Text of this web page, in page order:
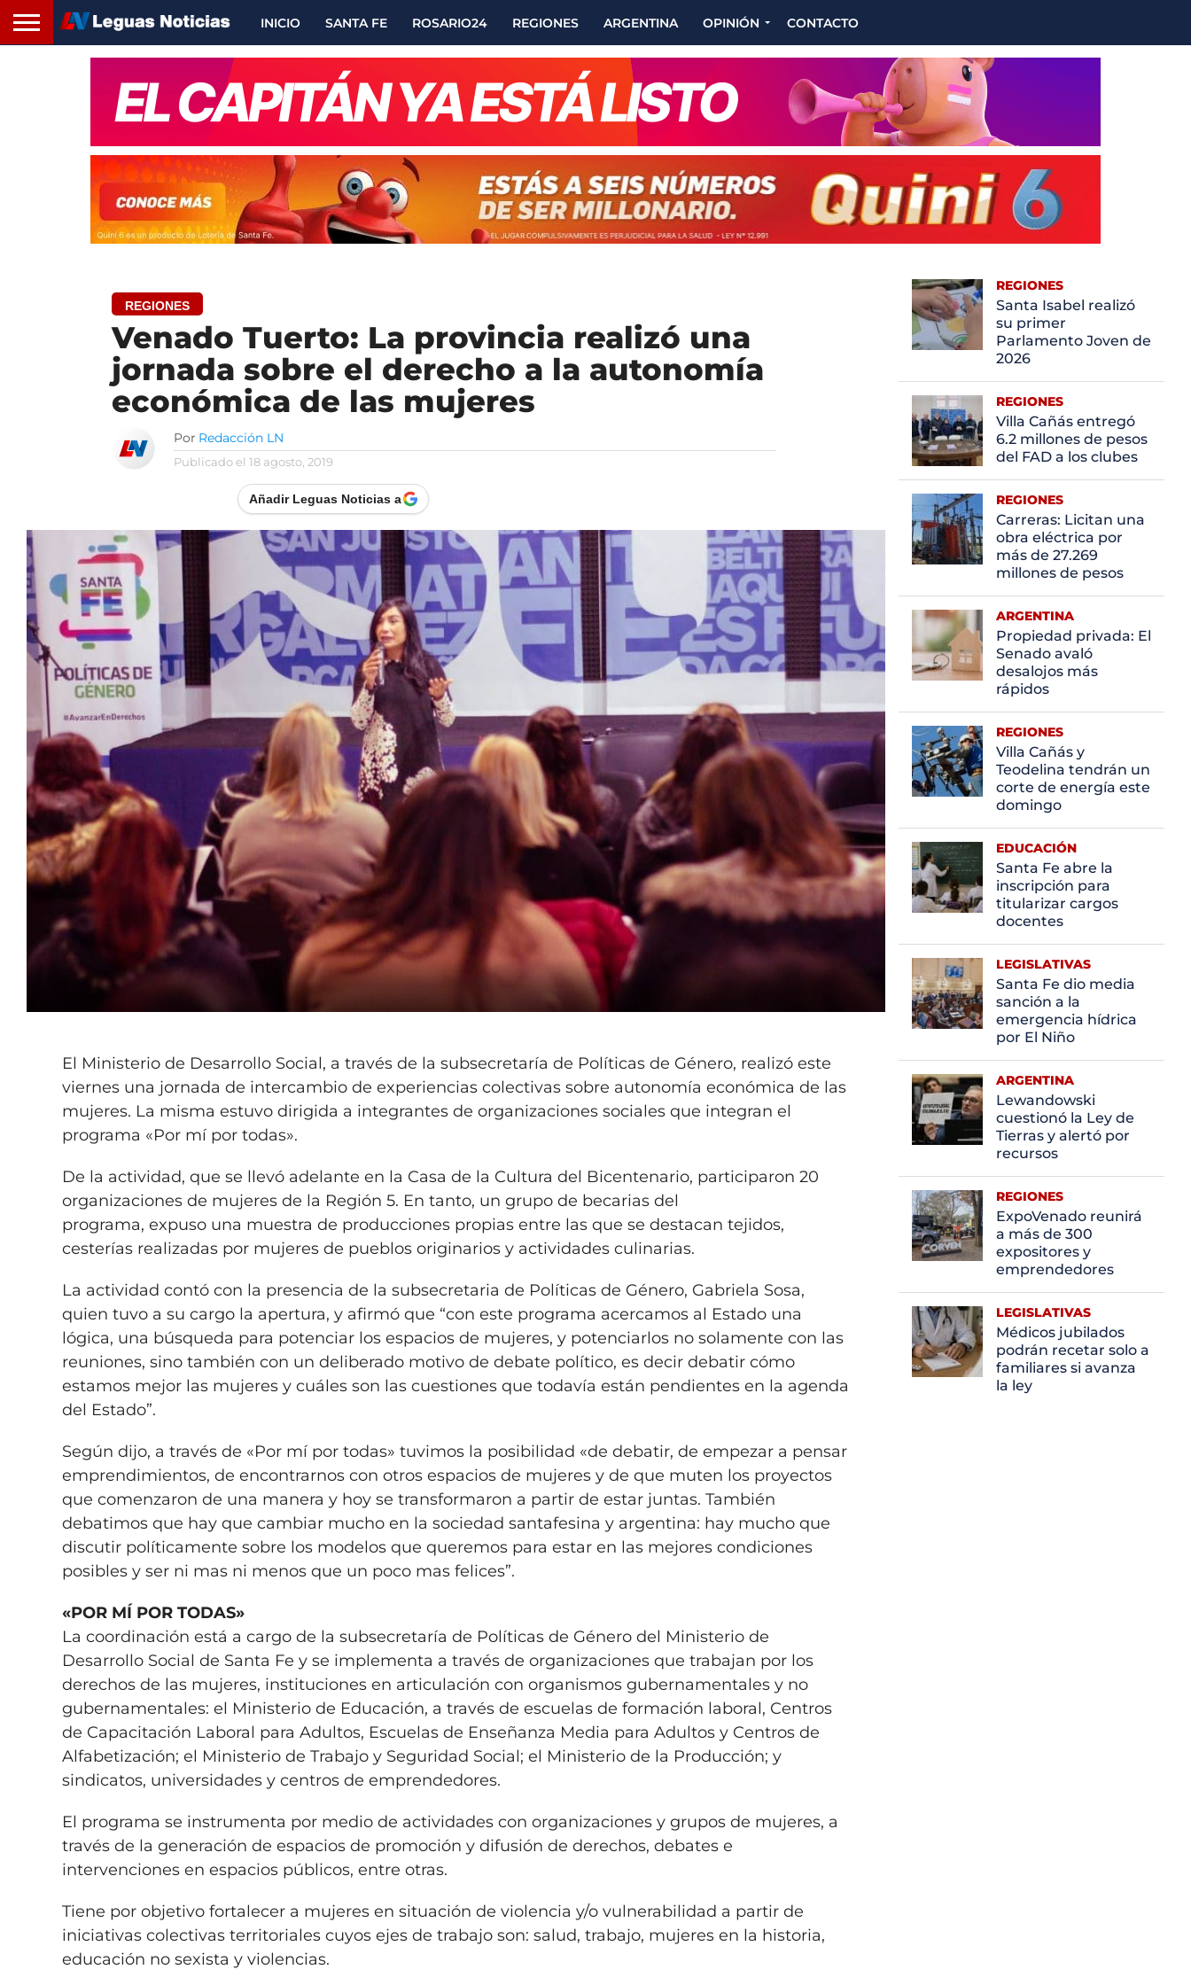
INICIO SANTA FE ROSARIO24 REGIONES ARGENTINA OPINIÓN CONTACTO
REGIONES
Venado Tuerto: La provincia realizó una
jornada sobre el derecho a la autonomía
económica de las mujeres
Por Redacción LN
Publicado el 18 agosto, 2019
Añadir Leguas Noticias a
El Ministerio de Desarrollo Social, a través de la subsecretaría de Políticas de Género, realizó este
viernes una jornada de intercambio de experiencias colectivas sobre autonomía económica de las
mujeres. La misma estuvo dirigida a integrantes de organizaciones sociales que integran el
programa «Por mí por todas».
De la actividad, que se llevó adelante en la Casa de la Cultura del Bicentenario, participaron 20
organizaciones de mujeres de la Región 5. En tanto, un grupo de becarias del
programa, expuso una muestra de producciones propias entre las que se destacan tejidos,
cesterías realizadas por mujeres de pueblos originarios y actividades culinarias.
La actividad contó con la presencia de la subsecretaria de Políticas de Género, Gabriela Sosa,
quien tuvo a su cargo la apertura, y afirmó que “con este programa acercamos al Estado una
lógica, una búsqueda para potenciar los espacios de mujeres, y potenciarlos no solamente con las
reuniones, sino también con un deliberado motivo de debate político, es decir debatir cómo
estamos mejor las mujeres y cuáles son las cuestiones que todavía están pendientes en la agenda
del Estado”.
Según dijo, a través de «Por mí por todas» tuvimos la posibilidad «de debatir, de empezar a pensar
emprendimientos, de encontrarnos con otros espacios de mujeres y de que muten los proyectos
que comenzaron de una manera y hoy se transformaron a partir de estar juntas. También
debatimos que hay que cambiar mucho en la sociedad santafesina y argentina: hay mucho que
discutir políticamente sobre los modelos que queremos para estar en las mejores condiciones
posibles y ser ni mas ni menos que un poco mas felices”.
«POR MÍ POR TODAS»
La coordinación está a cargo de la subsecretaría de Políticas de Género del Ministerio de
Desarrollo Social de Santa Fe y se implementa a través de organizaciones que trabajan por los
derechos de las mujeres, instituciones en articulación con organismos gubernamentales y no
gubernamentales: el Ministerio de Educación, a través de escuelas de formación laboral, Centros
de Capacitación Laboral para Adultos, Escuelas de Enseñanza Media para Adultos y Centros de
Alfabetización; el Ministerio de Trabajo y Seguridad Social; el Ministerio de la Producción; y
sindicatos, universidades y centros de emprendedores.
El programa se instrumenta por medio de actividades con organizaciones y grupos de mujeres, a
través de la generación de espacios de promoción y difusión de derechos, debates e
intervenciones en espacios públicos, entre otras.
Tiene por objetivo fortalecer a mujeres en situación de violencia y/o vulnerabilidad a partir de
iniciativas colectivas territoriales cuyos ejes de trabajo son: salud, trabajo, mujeres en la historia,
educación no sexista y violencias.
REGIONES
Santa Isabel realizó
su primer
Parlamento Joven de
2026
REGIONES
Villa Cañás entregó
6.2 millones de pesos
del FAD a los clubes
REGIONES
Carreras: Licitan una
obra eléctrica por
más de 27.269
millones de pesos
ARGENTINA
Propiedad privada: El
Senado avaló
desalojos más
rápidos
REGIONES
Villa Cañás y
Teodelina tendrán un
corte de energía este
domingo
EDUCACIÓN
Santa Fe abre la
inscripción para
titularizar cargos
docentes
LEGISLATIVAS
Santa Fe dio media
sanción a la
emergencia hídrica
por El Niño
ARGENTINA
Lewandowski
cuestionó la Ley de
Tierras y alertó por
recursos
REGIONES
ExpoVenado reunirá
a más de 300
expositores y
emprendedores
LEGISLATIVAS
Médicos jubilados
podrán recetar solo a
familiares si avanza
la ley